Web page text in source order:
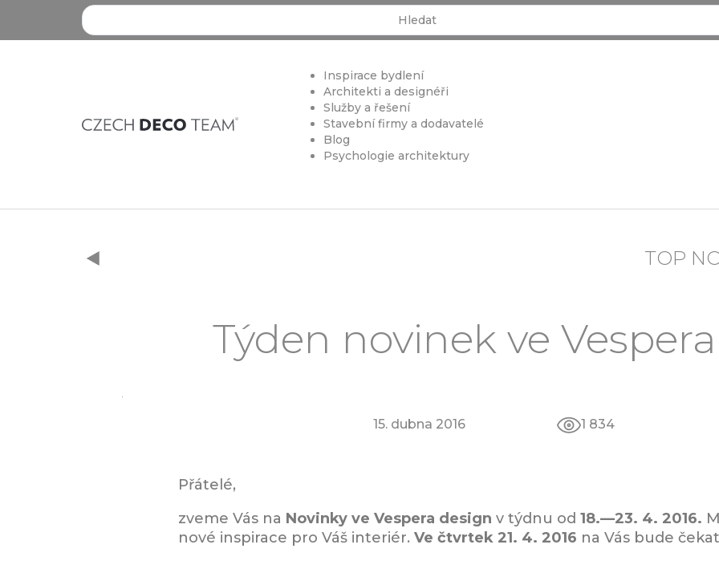
Search ...
Inspirace bydlení
Architekti a designéři
Služby a řešení
Stavební firmy a dodavatelé
Blog
Psychologie architektury
TOP
Týden novinek ve
15. dubna 2016 1 834
Přátelé,
zveme Vás na Novinky ve Vespera design v týdnu od 18.—23. 4. 2016.
nové inspirace pro Váš interiér. Ve čtvrtek 21. 4. 2016 na Vás bude